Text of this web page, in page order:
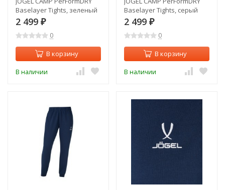
Baselayer Tights, зеленый
(2125932)
2 499 ₽
0
В корзину
В наличии
Baselayer Tights, серый
(2125945)
2 499 ₽
0
В корзину
В наличии